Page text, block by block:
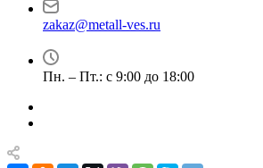
zakaz@metall-ves.ru
Пн. – Пт.: с 9:00 до 18:00